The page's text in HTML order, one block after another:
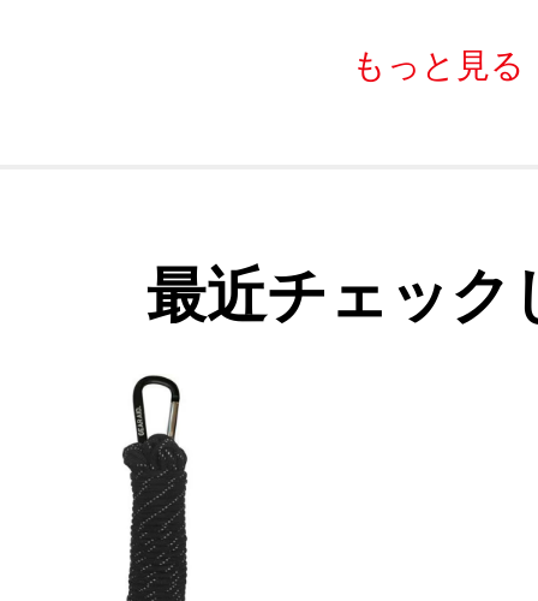
もっと見る
最近チェック